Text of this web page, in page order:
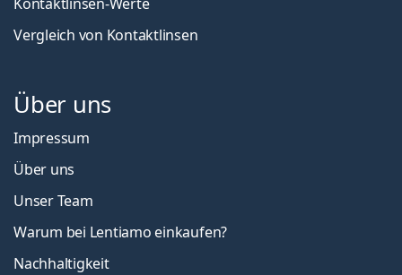
Vergleich von Kontaktlinsen
Über uns
Impressum
Über uns
Unser Team
Warum bei Lentiamo einkaufen?
Nachhaltigkeit